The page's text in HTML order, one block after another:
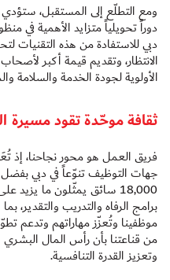
ومع التطلّع إلى المستقبل، ستؤدي
دوراً تحويلياً متزايد الأهمية في
دبي للاستفادة من هذه التقنيات
الانتظار، وتقديم قيمة أكبر
الأولوية لجودة الخدمة والسلامة
ثقافة موحّدة تقود مسيرة
فريق العمل هو محور نجاحنا، إذ
جهات التوظيف تنوّعاً في دبي
برامج الرفاه والتدريب
موظفينا وتُعزّز مهاراتهم وتدعم
من قناعتنا بأن رأس المال
وتعزيز القدرة التنافسية.